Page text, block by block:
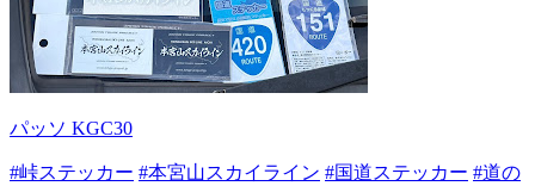
パッソ KGC30
#峠ステッカー #本宮山スカイライン #国道ステッカー #道の